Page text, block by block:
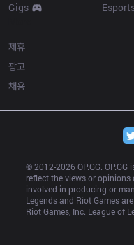
Gigs
제휴
광고
채용
© 2012-2026 OP.GG.
reflect the views or
involved in producing or
Legends and Riot Games
Riot Games, Inc. League of